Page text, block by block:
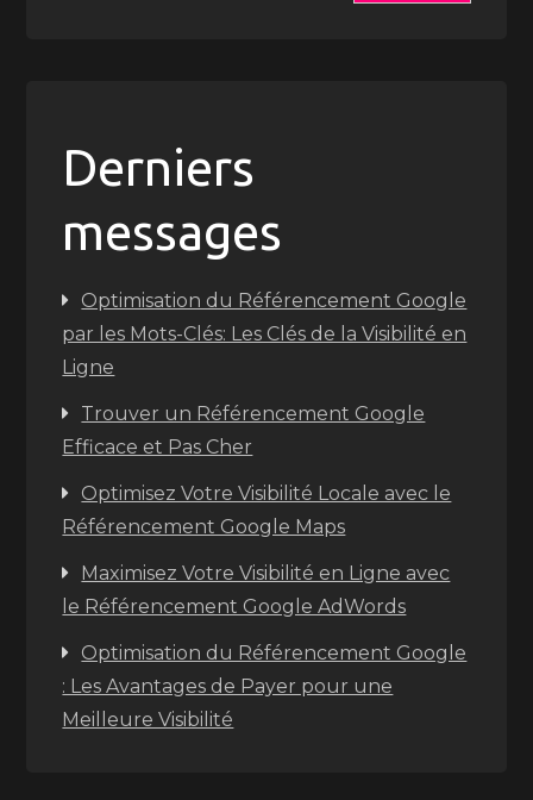
Derniers
messages
Optimisation du Référencement Google
par les Mots-Clés: Les Clés de la Visibilité en
Ligne
Trouver un Référencement Google
Efficace et Pas Cher
Optimisez Votre Visibilité Locale avec le
Référencement Google Maps
Maximisez Votre Visibilité en Ligne avec
le Référencement Google AdWords
Optimisation du Référencement Google
: Les Avantages de Payer pour une
Meilleure Visibilité